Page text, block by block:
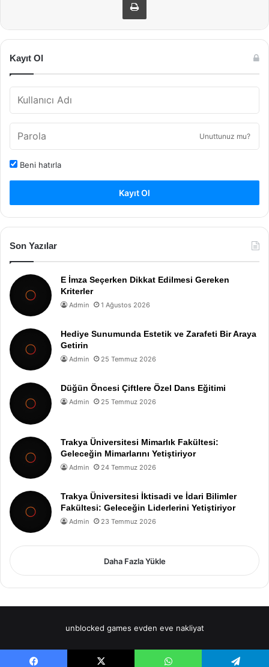
Kayıt Ol
Unuttunuz mu?
Beni hatırla
Kayıt Ol
Son Yazılar
E İmza Seçerken Dikkat Edilmesi Gereken
Kriterler
Admin 1 Ağustos 2026
Hediye Sunumunda Estetik ve Zarafeti Bir Araya
Getirin
Admin 25 Temmuz 2026
Düğün Öncesi Çiftlere Özel Dans Eğitimi
Admin 25 Temmuz 2026
Trakya Üniversitesi Mimarlık Fakültesi:
Geleceğin Mimarlarını Yetiştiriyor
Admin 24 Temmuz 2026
Trakya Üniversitesi İktisadi ve İdari Bilimler
Fakültesi: Geleceğin Liderlerini Yetiştiriyor
Admin 23 Temmuz 2026
Daha Fazla Yükle
unblocked games evden eve nakliyat